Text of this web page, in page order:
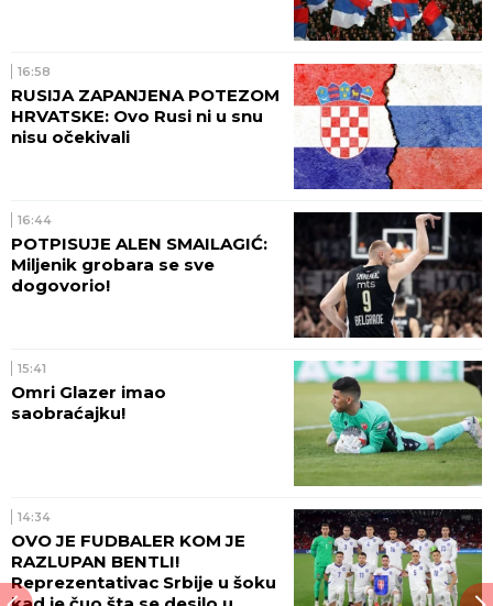
16:58
RUSIJA ZAPANJENA POTEZOM
HRVATSKE: Ovo Rusi ni u snu
nisu očekivali
16:44
POTPISUJE ALEN SMAILAGIĆ:
Miljenik grobara se sve
dogovorio!
15:41
Omri Glazer imao
saobraćajku!
14:34
OVO JE FUDBALER KOM JE
RAZLUPAN BENTLI!
Reprezentativac Srbije u šoku